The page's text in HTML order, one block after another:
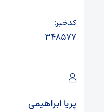
کدخبر:
۳۴۸۵۷۷
پریا ابراهیمی